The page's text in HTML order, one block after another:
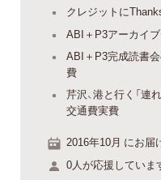
クレジットに
ABI＋P3アーカイブ
ABI＋P3完成読書
費
芹沢、港と行く「連
交通費実費
2016年10月 にお届
0人が応援していま